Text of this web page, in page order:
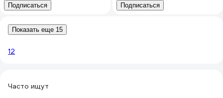
Подписаться Подписаться
Показать еще 15
12
Часто ищут